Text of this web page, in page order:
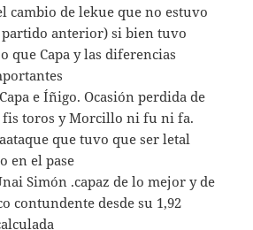
cambio de lekue que no estuvo
partido anterior) si bien tuvo
que Capa y las diferencias
e Íñigo. Ocasión perdida de
toros y Morcillo ni fu ni fa.
que tuvo que ser letal
en el pase
Simón .capaz de lo mejor y de
contundente desde su 1,92